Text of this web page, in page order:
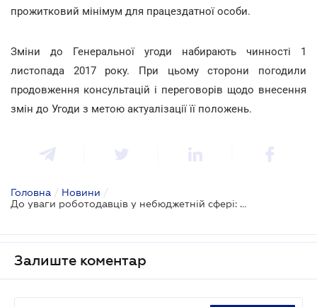
прожитковий мінімум для працездатної особи.
Зміни до Генеральної угоди набирають чинності 1
листопада 2017 року. При цьому сторони погодили
продовження консультацій і переговорів щодо внесення
змін до Угоди з метою актуалізації її положень.
Головна / Новини /
До уваги роботодавців у небюджетній сфері: новий порядок тарифікації оплати праці
Залиште коментар